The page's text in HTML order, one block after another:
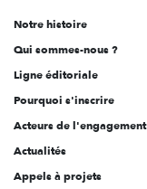
l'engagement
Notre histoire
Qui sommes-nous ?
Ligne éditoriale
Pourquoi s'inscrire
Acteurs de l'engagement
Actualités
Appels à projets